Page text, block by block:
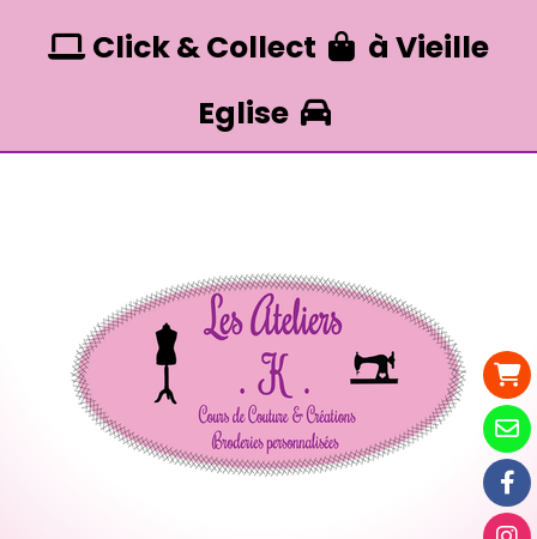
 Click & Collect  à Vieille
Eglise 